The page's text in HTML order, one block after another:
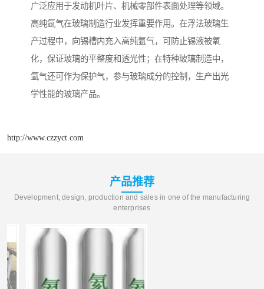
广泛应用于发动机叶片、机械零部件表面处理等领域。​
高纯氩气在玻璃制造行业发挥重要作用。在浮法玻璃生
产过程中，向锡槽内充入高纯氩气，可防止锡液被氧
化，保证玻璃的平整度和透光性；在特种玻璃制造中，
氩气还可作为保护气，参与玻璃成分的控制，生产出光
学性能的玻璃产品。​
http://www.czzyct.com
产品推荐
Development, design, production and sales in one of the manufacturing
enterprises